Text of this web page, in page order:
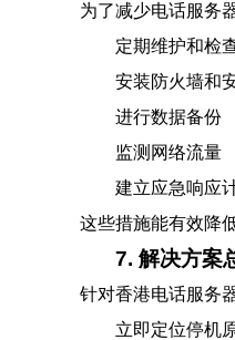
为了减少电话服务
定期维护和检
安装防火墙和
进行数据备份
监测网络流量
建立应急响应
这些措施能有效降
7. 解决方案
针对香港电话服务
立即定位停机